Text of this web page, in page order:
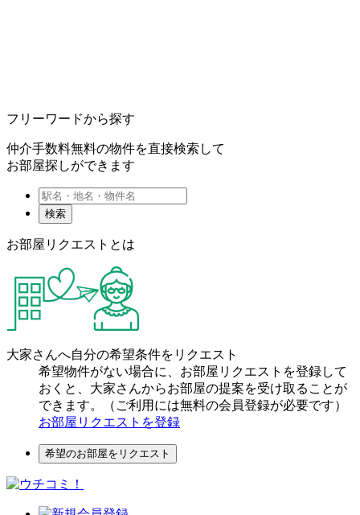
フリーワードから探す
仲介手数料無料の物件を直接検索して
お部屋探しができます
検索
お部屋リクエストとは
大家さんへ自分の希望条件をリクエスト
希望物件がない場合に、お部屋リクエストを登録して
おくと、大家さんからお部屋の提案を受け取ることが
できます。（ご利用には無料の会員登録が必要です）
お部屋リクエストを登録
希望のお部屋をリクエスト